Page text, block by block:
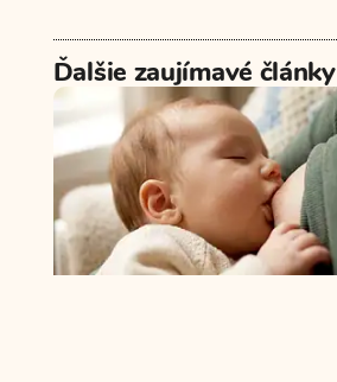
Ďalšie zaujímavé články